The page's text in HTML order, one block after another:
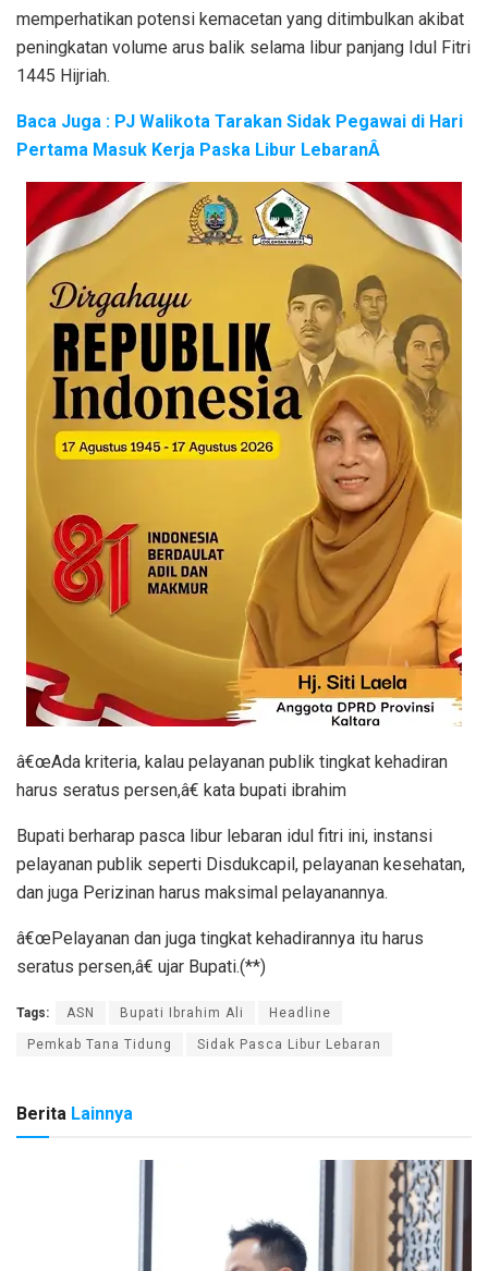
memperhatikan potensi kemacetan yang ditimbulkan akibat
peningkatan volume arus balik selama libur panjang Idul Fitri
1445 Hijriah.
Baca Juga : PJ Walikota Tarakan Sidak Pegawai di Hari
Pertama Masuk Kerja Paska Libur LebaranÂ
â€œAda kriteria, kalau pelayanan publik tingkat kehadiran
harus seratus persen,â€ kata bupati ibrahim
Bupati berharap pasca libur lebaran idul fitri ini, instansi
pelayanan publik seperti Disdukcapil, pelayanan kesehatan,
dan juga Perizinan harus maksimal pelayanannya.
â€œPelayanan dan juga tingkat kehadirannya itu harus
seratus persen,â€ ujar Bupati.(**)
Tags: ASN Bupati Ibrahim Ali Headline
Pemkab Tana Tidung Sidak Pasca Libur Lebaran
Berita Lainnya